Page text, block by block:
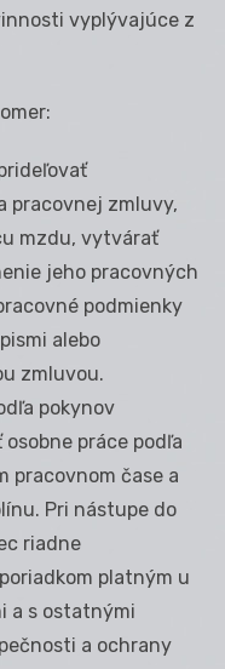
vyplývajúce z
pracovnej zmluvy,
mzdu, vytvárať
jeho pracovných
podmienky
alebo
zmluvou.
pokynov
práce podľa
pracovnom čase a
Pri nástupe do
riadne
platným u
a s ostatnými
a ochrany